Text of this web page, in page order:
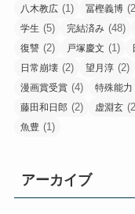
八木教広 (1) 冨樫義博
学生 (5) 完結済み (48)
復讐 (2) 戸塚慶文 (1)
日常崩壊 (2) 望月淳 (2)
漫画賞受賞 (4) 特殊能力
藤田和日郎 (2) 虚淵玄
魚豊 (1)
アーカイブ